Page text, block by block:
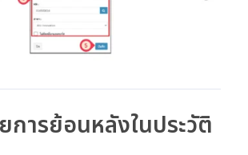
การย้อนหลังในประวัติ